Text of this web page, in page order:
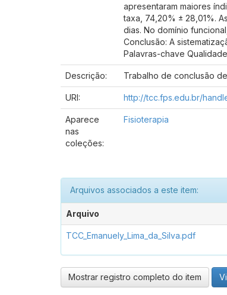
apresentaram maiores
taxa, 74,20% ± 28,01%.
dias. No domínio
Conclusão: A
Palavras-chave
Descrição: Trabalho de conclusão
URI: http://tcc.fps.edu.br/
Aparece
nas
coleções:
Fisioterapia
Arquivos associados a este item:
Arquivo
TCC_Emanuely_Lima_da_Silva.pdf
Mostrar registro completo do item